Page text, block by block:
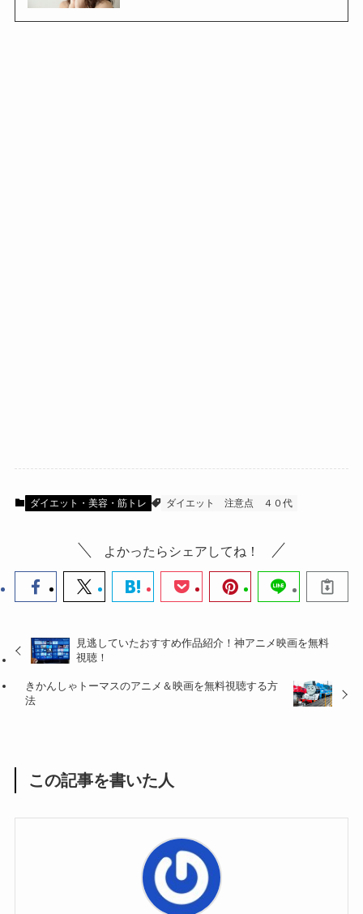
ダイエット・美容・筋トレ ダイエット 注意点 ４０代
よかったらシェアしてね！
見逃していたおすすめ作品紹介！神アニメ映画を無料
視聴！
きかんしゃトーマスのアニメ＆映画を無料視聴する方
法
この記事を書いた人